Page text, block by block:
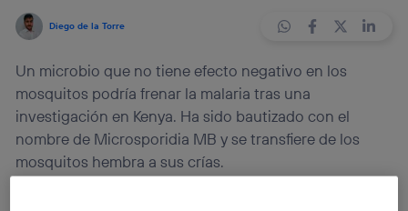
Diego de la Torre
Un microbio que no tiene efecto negativo en los
mosquitos podría frenar la malaria tras una
investigación en Kenya. Ha sido bautizado con el
nombre de Microsporidia MB y se transfiere de los
mosquitos hembra a sus crías.